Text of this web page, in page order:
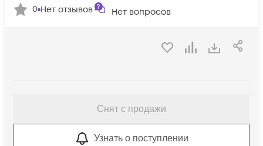
0 Нет отзывов Нет вопросов
Снят с продажи
Узнать о поступлении